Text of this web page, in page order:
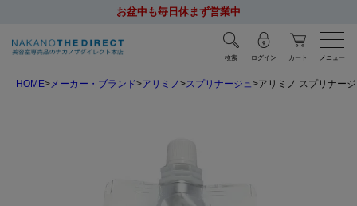
お盆中も毎日休まず営業中
検索 ログイン カート メニュー
HOME メーカー・ブランド アリミノ スプリナージュ アリミノ スプリナー